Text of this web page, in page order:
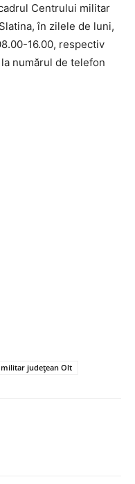
Centrului militar
în zilele de luni,
16.00, respectiv
numărul de telefon
județean Olt